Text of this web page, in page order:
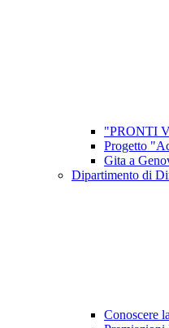
"PRONTI
Progetto
Gita a
Dipartimento di
Conoscere